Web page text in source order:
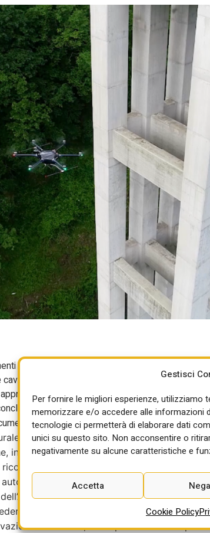
Gestisci
Per fornire le migliori esperienze, utilizziamo
memorizzare e/o accedere alle informazioni
tecnologie ci permetterà di elaborare dati
unici su questo sito. Non acconsentire o
negativamente su alcune caratteristiche e
Accetta Nega
Cookie Policy
per due milioni di opere. Il panorama delle
che risalgono per lo più al secondo
di cui sopra sono quelli portati
in un documento molto dettagliato, frutto
che descrive quattro azioni concrete per
e logistico italiano. Viene previsto un
in cui prevalga la logica della manutenzione
a criteri oggettivi e tecnologie
automazione, smart roads
, connettività e
riguarda la creazione di unMobility,
del dato pubblico e privato,
di servizio, interoperabilità e